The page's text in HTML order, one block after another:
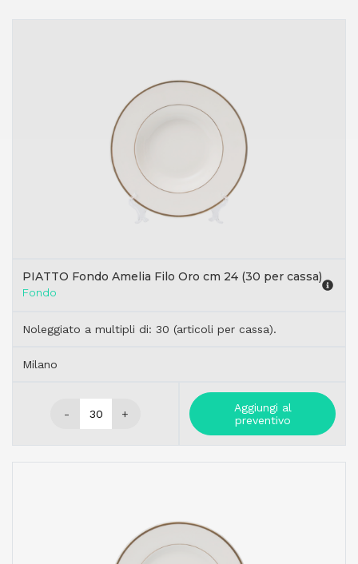
PIATTO Fondo Amelia Filo Oro cm 24 (30 per cassa)
Fondo
Noleggiato a multipli di: 30 (articoli per cassa).
Milano
- +
Aggiungi al
preventivo